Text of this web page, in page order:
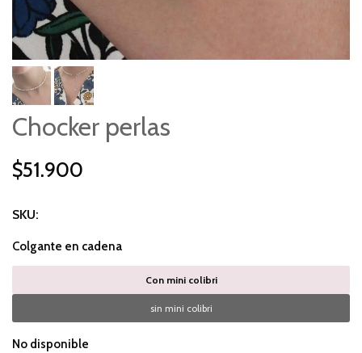
Chocker perlas
$51.900
SKU:
Colgante en cadena
Con mini colibri
sin mini colibri
No disponible